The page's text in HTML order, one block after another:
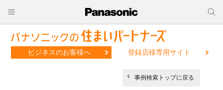
ビジネスのお客様へ 登録店様専用サイト
事例検索トップに戻る